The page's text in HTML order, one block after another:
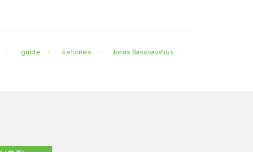
guide kelionės
Jonas Basanavičius